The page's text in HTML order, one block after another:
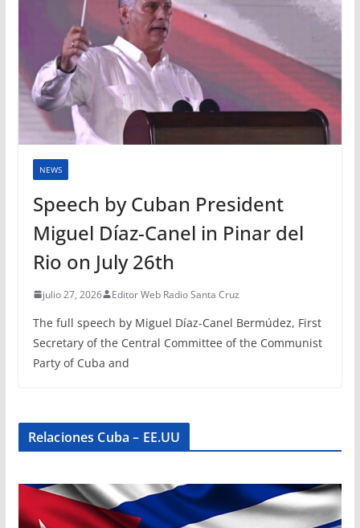
NEWS
Speech by Cuban President
Miguel Díaz-Canel in Pinar del
Rio on July 26th
julio 27, 2026 Editor Web Radio Santa Cruz
The full speech by Miguel Díaz-Canel Bermúdez, First
Secretary of the Central Committee of the Communist
Party of Cuba and
Relaciones Cuba – EE.UU